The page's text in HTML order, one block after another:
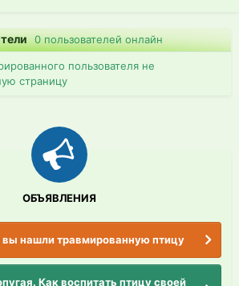
0 пользователей онлайн
пользователя не
страницу
ОБЪЯВЛЕНИЯ
вы нашли травмированную птицу
Как воспитать птицу своей